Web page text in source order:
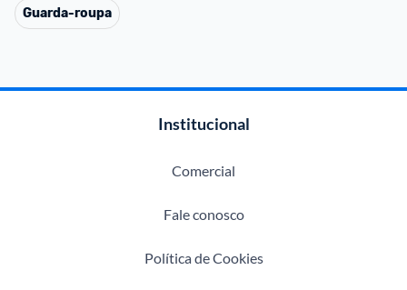
Guarda-roupa
Institucional
Comercial
Fale conosco
Política de Cookies